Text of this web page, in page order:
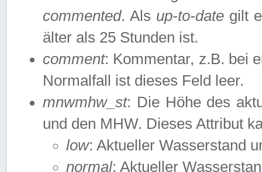
commented. Als up-to-date gilt
älter als 25 Stunden ist.
comment: Kommentar, z.B. bei
Normalfall ist dieses Feld leer.
mnwmhw_st: Die Höhe des
und den MHW. Dieses Attribut
low: Aktueller Wasserstand
normal: Aktueller